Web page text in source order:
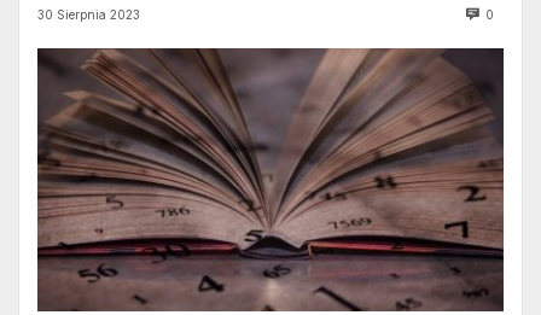
30 Sierpnia 2023 0